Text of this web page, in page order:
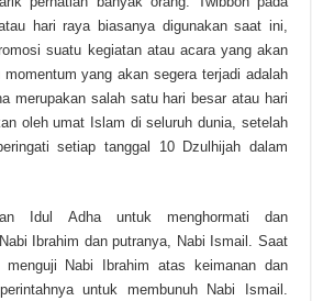
hari raya biasanya digunakan saat ini,
suatu kegiatan atau acara yang akan
yang akan segera terjadi adalah
merupakan salah satu hari besar atau hari
oleh umat Islam di seluruh dunia, setelah
setiap tanggal 10 Dzulhijah dalam
Idul Adha untuk menghormati dan
Ibrahim dan putranya, Nabi Ismail. Saat
Nabi Ibrahim atas keimanan dan
untuk membunuh Nabi Ismail.